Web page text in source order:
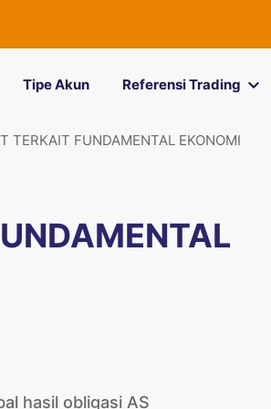
Tipe Akun Referensi Trading
TERKAIT FUNDAMENTAL EKONOMI
hasil obligasi AS